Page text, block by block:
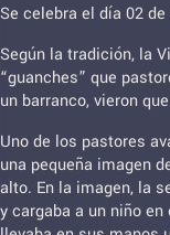
Se celebra el día 02 de
Según la tradición, la
“guanches” que
un barranco, vieron
Uno de los pastores
una pequeña imagen
alto. En la imagen, la
y cargaba a un niño